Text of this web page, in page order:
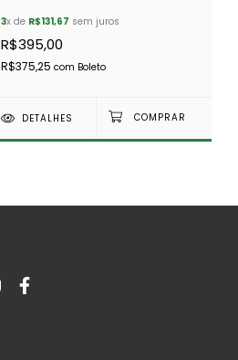
3x de R$131,67 sem juros
R$395,00
R$375,25 com Boleto
DETALHES